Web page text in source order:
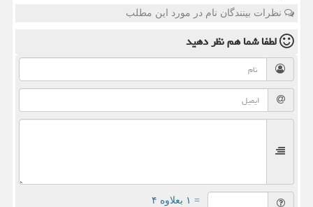
نظرات بینندگان نام در مورد این مطلب
لطفا شما همنظر دهید
= ۱ بعلاوه ۴